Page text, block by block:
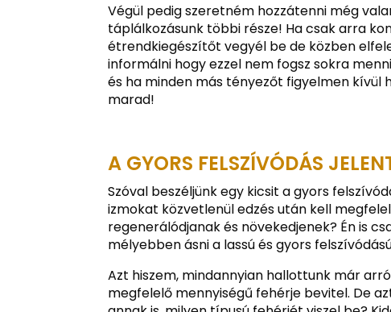
Végül pedig szeretném hozzátenni még
táplálkozásunk többi része! Ha csak arra
étrendkiegészítőt vegyél be de közben
informálni hogy ezzel nem fogsz sokra
és ha minden más tényezőt figyelmen kívül
marad!
A GYORS FELSZÍVÓDÁS
Szóval beszéljünk egy kicsit a gyors
izmokat közvetlenül edzés után kell
regenerálódjanak és növekedjenek? Én is
mélyebben ásni a lassú és gyors
Azt hiszem, mindannyian hallottunk már
megfelelő mennyiségű fehérje bevitel. De